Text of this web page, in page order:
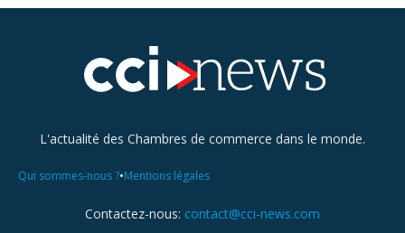
L'actualité des Chambres de commerce dans le monde.
Qui sommes-nous ?•Mentions légales
Contactez-nous: contact@cci-news.com